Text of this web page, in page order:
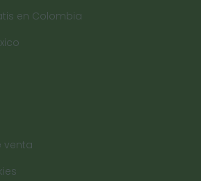
en Colombia
venta